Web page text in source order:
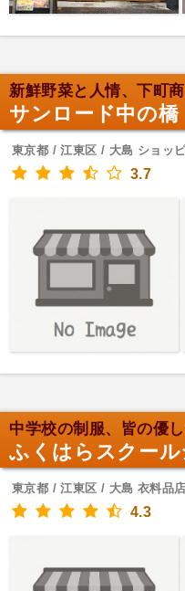
新鮮野菜と人情、下町
サンロード中の橋
東京都 / 江東区 / 大島 ショッ
3.7
中学校の制服、皆の優
ふくはらスクー
東京都 / 江東区 / 大島 衣料品店
4.3